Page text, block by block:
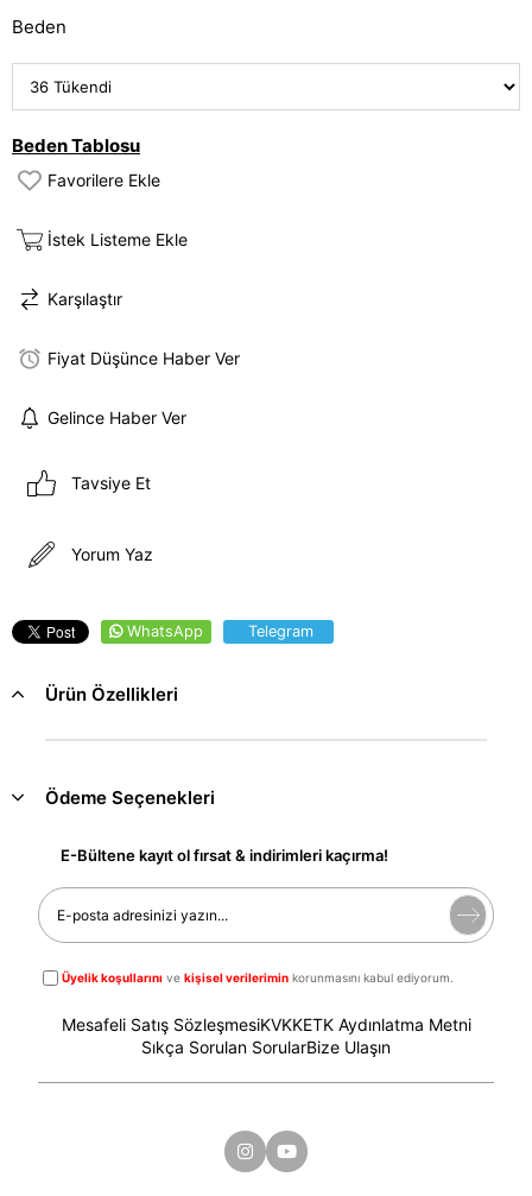
Beden
Beden Tablosu
Favorilere Ekle
İstek Listeme Ekle
Karşılaştır
Fiyat Düşünce Haber Ver
Gelince Haber Ver
Tavsiye Et
Yorum Yaz
WhatsApp Telegram
Ürün Özellikleri
Ödeme Seçenekleri
E-Bültene kayıt ol fırsat & indirimleri kaçırma!
Üyelik koşullarını vekişisel verilerimin korunmasını kabul ediyorum.
Mesafeli Satış SözleşmesiKVKKETK Aydınlatma Metni
Sıkça Sorulan SorularBize Ulaşın